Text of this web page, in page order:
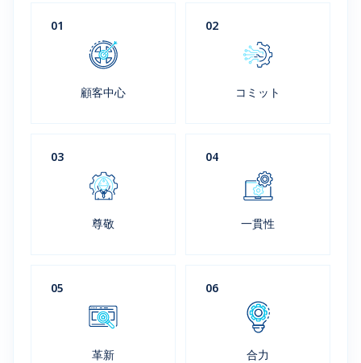
01
顧客中心
02
コミット
03
尊敬
04
一貫性
05
革新
06
合力